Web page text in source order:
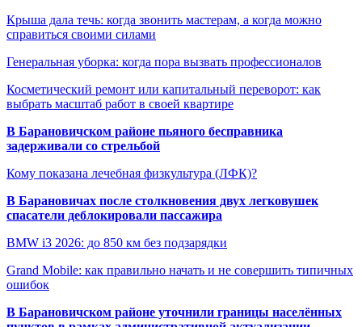
Крыша дала течь: когда звонить мастерам, а когда можно
справиться своими силами
Генеральная уборка: когда пора вызвать профессионалов
Косметический ремонт или капитальный переворот: как
выбрать масштаб работ в своей квартире
В Барановичском районе пьяного бесправника
задерживали со стрельбой
Кому показана лечебная физкультура (ЛФК)?
В Барановичах после столкновения двух легковушек
спасатели деблокировали пассажира
BMW i3 2026: до 850 км без подзарядки
Grand Mobile: как правильно начать и не совершить типичных
ошибок
В Барановичском районе уточнили границы населённых